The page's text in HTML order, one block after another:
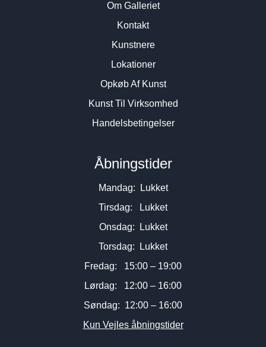
Om Galleriet
Kontakt
Kunstnere
Lokationer
Opkøb Af Kunst
Kunst Til Virksomhed
Handelsbetingelser
Åbningstider
Mandag: Lukket
Tirsdag: Lukket
Onsdag: Lukket
Torsdag: Lukket
Fredag: 15:00 – 19:00
Lørdag: 12:00 – 16:00
Søndag: 12:00 – 16:00
Kun Vejles åbningstider